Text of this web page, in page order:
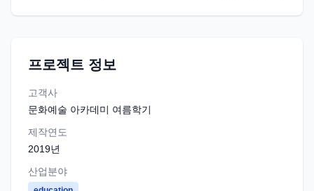
프로젝트 정보
고객사
문화예술 아카데미 여름학기
제작연도
2019년
산업분야